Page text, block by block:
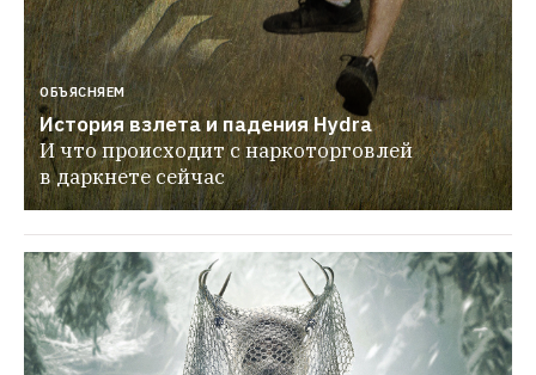
СЕРИАЛЫ
«Шершни»: Хитовый сериал в духе «Остаться
в живых» и «Повелителя мух»Рецензия Ивана
Афанасьева